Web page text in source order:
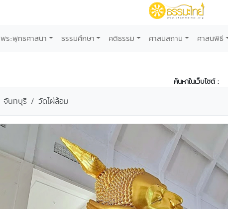
พระพุทธศาสนา ธรรมศึกษา คติธรรม ศาสนสถาน ศาสนพิธี
ค้นหาในเว็บไซต์ :
จันทบุรี วัดไผ่ล้อม